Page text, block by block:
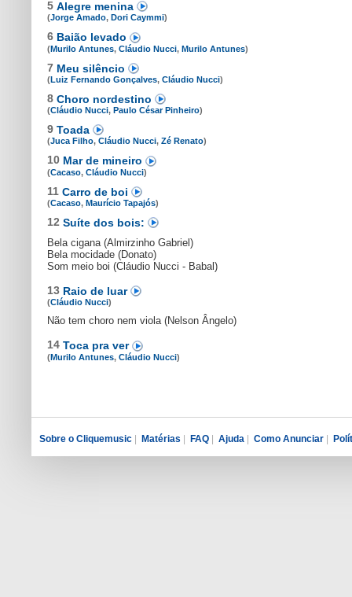
5 Alegre menina
(Jorge Amado, Dori Caymmi)
6 Baião levado
(Murilo Antunes, Cláudio Nucci, Murilo Antunes)
7 Meu silêncio
(Luiz Fernando Gonçalves, Cláudio Nucci)
8 Choro nordestino
(Cláudio Nucci, Paulo César Pinheiro)
9 Toada
(Juca Filho, Cláudio Nucci, Zé Renato)
10 Mar de mineiro
(Cacaso, Cláudio Nucci)
11 Carro de boi
(Cacaso, Maurício Tapajós)
12 Suíte dos bois:
Bela cigana (Almirzinho Gabriel)
Bela mocidade (Donato)
Som meio boi (Cláudio Nucci - Babal)
13 Raio de luar
(Cláudio Nucci)
Não tem choro nem viola (Nelson Ângelo)
14 Toca pra ver
(Murilo Antunes, Cláudio Nucci)
Sobre o Cliquemusic | Matérias | FAQ | Ajuda | Como Anunciar |